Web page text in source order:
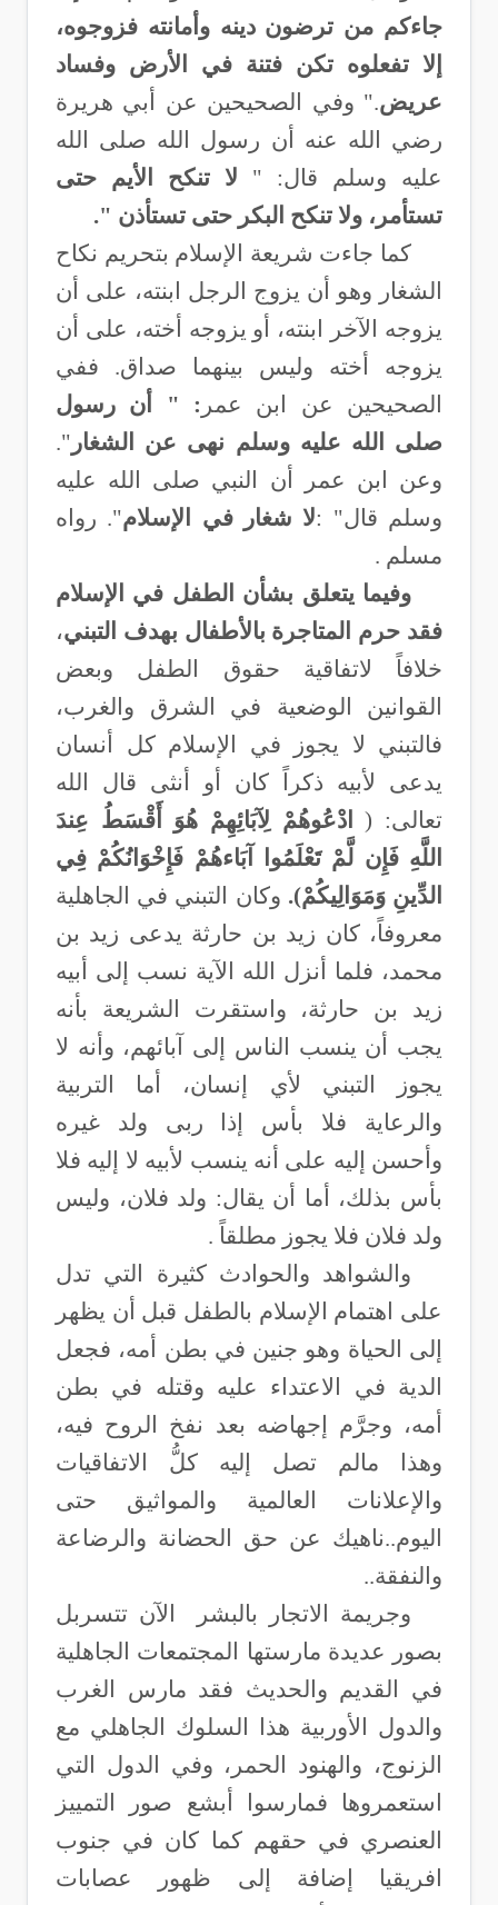
جاءكم من ترضون دينه وأمانته فزوجوه،
إلا تفعلوه تكن فتنة في الأرض وفساد
عريض". وفي الصحيحين عن أبي هريرة
رضي الله عنه أن رسول الله صلى الله
عليه وسلم قال: "
لا تنكح الأيم حتى
تستأمر، ولا تنكح البكر حتى تستأذن ".
كما جاءت شريعة الإسلام بتحريم نكاح
الشغار وهو أن يزوج الرجل ابنته، على أن
يزوجه الآخر ابنته، أو يزوجه أخته، على أن
يزوجه أخته وليس بينهما صداق. ففي
الصحيحين عن ابن عمر : " أن رسول
صلى الله عليه وسلم نهى عن الشغار ".
وعن ابن عمر أن النبي صلى الله عليه
وسلم قال: "لا شغار في الإسلام". رواه
مسلم .
وفيما يتعلق بشأن الطفل في الإسلام
فقد حرم المتاجرة بالأطفال بهدف التبني،
خلافاً لاتفاقية حقوق الطفل وبعض
القوانين الوضعية في الشرق والغرب،
فالتبني لا يجوز في الإسلام كل أنسان
يدعى لأبيه ذكراً كان أو أنثى قال الله
تعالى: (ادْعُوهُمْ لِآبَائِهِمْ هُوَ أَقْسَطُ عِندَ
اللَّهِ فَإِن لَّمْ تَعْلَمُوا آبَاءهُمْ فَإِخْوَانُكُمْ فِي
الدِّينِ وَمَوَالِيكُمْ). وكان التبني في الجاهلية
معروفاً، كان زيد بن حارثة يدعى زيد بن
محمد، فلما أنزل الله الآية نسب إلى أبيه
زيد بن حارثة، واستقرت الشريعة بأنه
يجب أن ينسب الناس إلى آبائهم، وأنه لا
يجوز التبني لأي إنسان، أما التربية
والرعاية فلا بأس إذا ربى ولد غيره
وأحسن إليه على أنه ينسب لأبيه لا إليه فلا
بأس بذلك، أما أن يقال: ولد فلان، وليس
ولد فلان فلا يجوز مطلقاً .
والشواهد والحوادث كثيرة التي تدل
على اهتمام الإسلام بالطفل قبل أن يظهر
إلى الحياة وهو جنين في بطن أمه، فجعل
الدية في الاعتداء عليه وقتله في بطن
أمه، وجرَّم إجهاضه بعد نفخ الروح فيه،
وهذا مالم تصل إليه كلُّ الاتفاقيات
والإعلانات العالمية والمواثيق حتى
اليوم..ناهيك عن حق الحضانة والرضاعة
والنفقة..
وجريمة الاتجار بالبشر الآن تتسربل
بصور عديدة مارستها المجتمعات الجاهلية
في القديم والحديث فقد مارس الغرب
والدول الأوربية هذا السلوك الجاهلي مع
الزنوج، والهنود الحمر، وفي الدول التي
استعمروها فمارسوا أبشع صور التمييز
العنصري في حقهم كما كان في جنوب
افريقيا إضافة إلى ظهور عصابات